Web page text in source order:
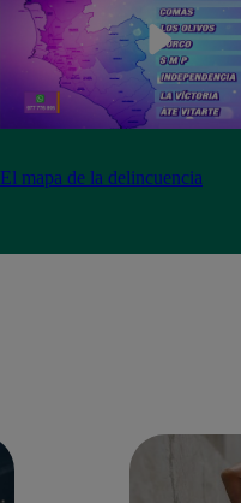
El mapa de la delincuencia